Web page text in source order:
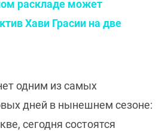
раскладе может
Хави Грасии на две
одним из самых
дней в нынешнем сезоне:
сегодня состоятся